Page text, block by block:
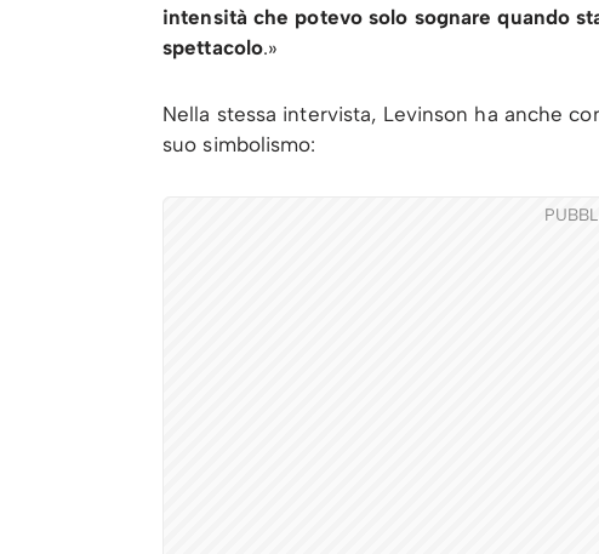
intensità che potevo solo sognare quando
spettacolo.»
Nella stessa intervista, Levinson ha anche
suo simbolismo: